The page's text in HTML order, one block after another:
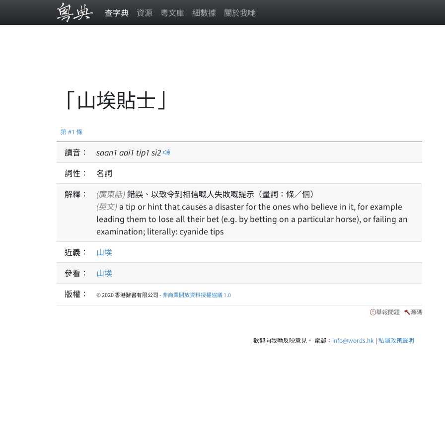
查字典 資源 粵文庫 細數據 關於我哋
「山埃貼士」
第 #1 條
讀音： saan1 aai1 tip1 si2
詞性：
名詞
解釋：
(廣東話) 錯誤、以致令到相信嘅人失敗嘅提示（量詞：條／個）
(英文) a tip or hint that causes a disaster for the ones who believe in it, for example
leading them to lose all their bet (e.g. by betting on a particular horse), or failing an
examination; literally: cyanide tips
近義：
山埃
參看：
山埃
版權：
© 2020 香港辭書有限公司 -非商業開放資料授權協議 1.0
舉報問題 源碼
歡迎向我哋反映意見。 電郵： info@words.hk | 私隱政策聲明